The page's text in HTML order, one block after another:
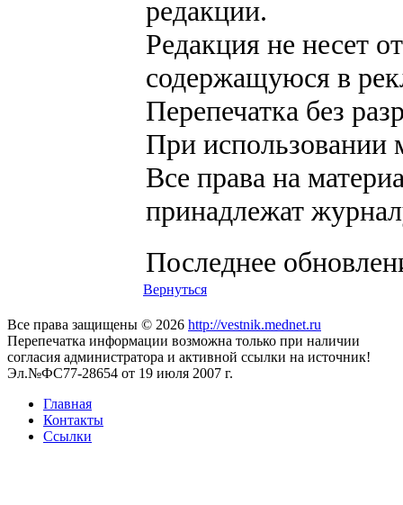
редакции.
Редакция не несет
содержащуюся в
Перепечатка без
При использовании
Все права на
принадлежат
Последнее
Вернуться
Все права защищены © 2026 http://vestnik.mednet.ru
Перепечатка информации возможна только при наличии
согласия администратора и активной ссылки на источник!
Эл.№ФС77-28654 от 19 июля 2007 г.
Главная
Контакты
Ссылки